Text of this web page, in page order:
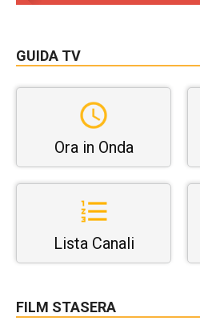
GUIDA TV
Ora in Onda
Lista Canali
FILM STASERA